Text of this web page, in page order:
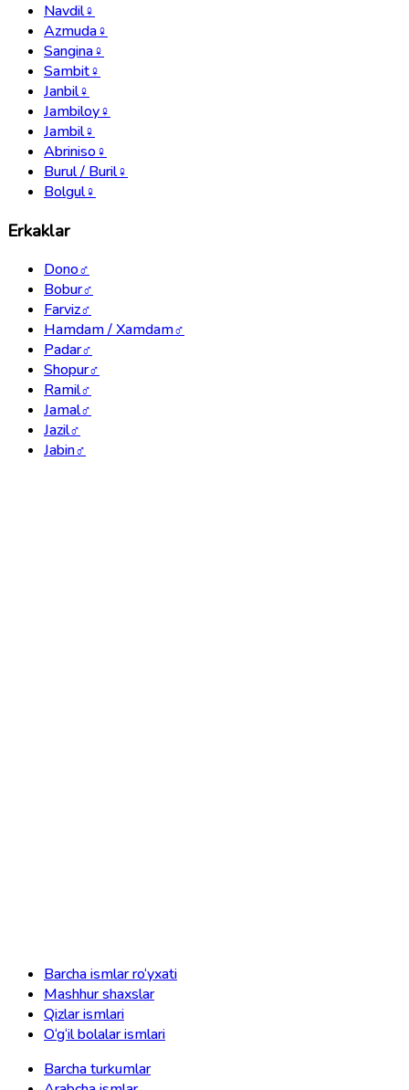
Navdil♀
Azmuda♀
Sangina♀
Sambit♀
Janbil♀
Jambiloy♀
Jambil♀
Abriniso♀
Burul / Buril♀
Bolgul♀
Erkaklar
Dono♂
Bobur♂
Farviz♂
Hamdam / Xamdam♂
Padar♂
Shopur♂
Ramil♂
Jamal♂
Jazil♂
Jabin♂
Barcha ismlar ro‘yxati
Mashhur shaxslar
Qizlar ismlari
O‘g‘il bolalar ismlari
Barcha turkumlar